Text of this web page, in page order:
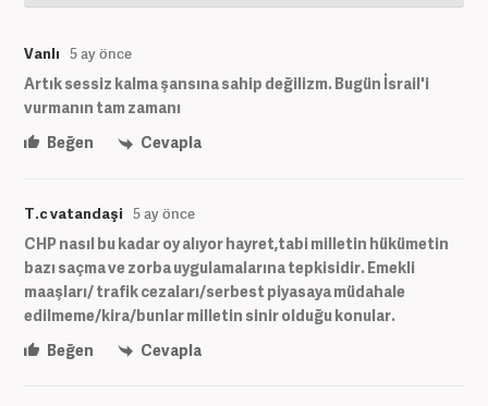
Vanlı 5 ay önce
Artık sessiz kalma şansına sahip değilizm. Bugün İsrail'i
vurmanın tam zamanı
Beğen
Cevapla
T.c vatandaşi 5 ay önce
CHP nasıl bu kadar oy alıyor hayret,tabi milletin hükümetin
bazı saçma ve zorba uygulamalarına tepkisidir. Emekli
maaşları/ trafik cezaları/serbest piyasaya müdahale
edilmeme/kira/bunlar milletin sinir olduğu konular.
Beğen
Cevapla